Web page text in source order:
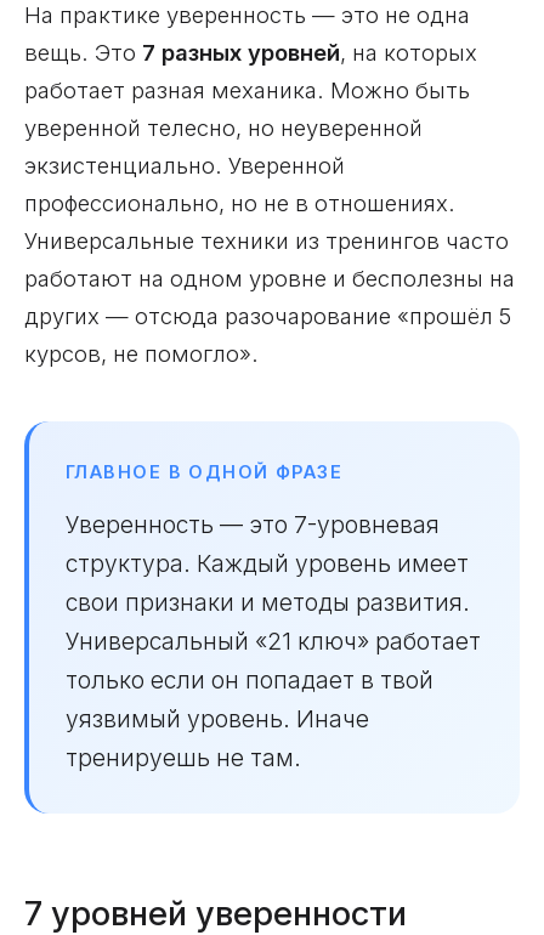
На практике уверенность — это не одна
вещь. Это 7 разных уровней, на которых
работает разная механика. Можно быть
уверенной телесно, но неуверенной
экзистенциально. Уверенной
профессионально, но не в отношениях.
Универсальные техники из тренингов часто
работают на одном уровне и бесполезны на
других — отсюда разочарование «прошёл 5
курсов, не помогло».
ГЛАВНОЕ В ОДНОЙ ФРАЗЕ
Уверенность — это 7-уровневая
структура. Каждый уровень имеет
свои признаки и методы развития.
Универсальный «21 ключ» работает
только если он попадает в твой
уязвимый уровень. Иначе
тренируешь не там.
7 уровней уверенности